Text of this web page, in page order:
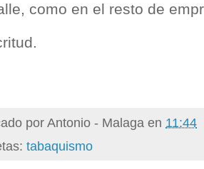
como en el resto de
porAntonio - Malaga en 11:44
tabaquismo